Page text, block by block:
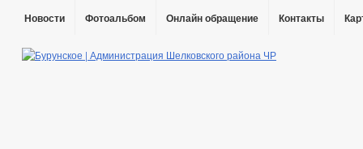
Новости Фотоальбом Онлайн обращение Контакты